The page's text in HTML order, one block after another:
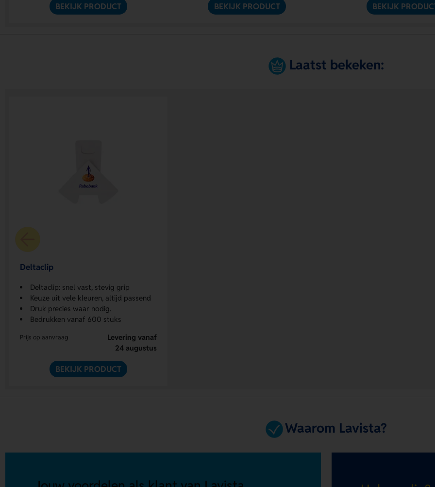
BEKIJK PRODUCT BEKIJK PRODUCT BEKIJK
Laatst bekeken:
Deltaclip
Deltaclip: snel vast, stevig grip
Keuze uit vele kleuren, altijd passend
Druk precies waar nodig.
Bedrukken vanaf 600 stuks
Prijs op aanvraag
Levering vanaf
24 augustus
BEKIJK PRODUCT
Waarom Lavista?